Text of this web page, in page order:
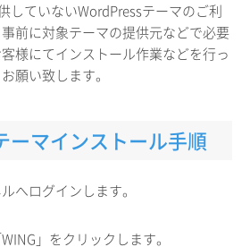
していないWordPressテーマのご利
前に対象テーマの提供元などで必要
様にてインストール作業などを行っ
願い致します。
マインストール手順
へログインします。
」をクリックします。